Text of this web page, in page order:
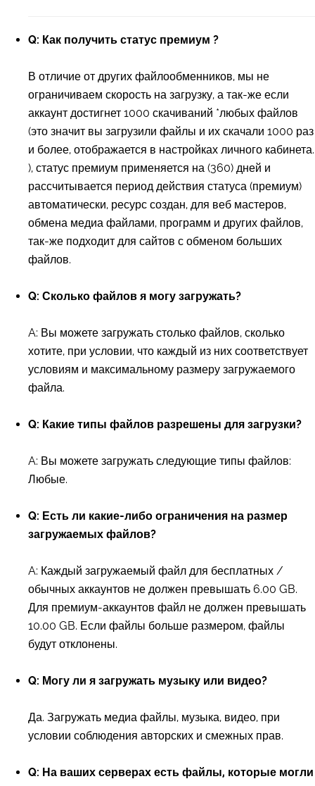
Q: Как получить статус премиум ?
В отличие от других файлообменников, мы не
ограничиваем скорость на загрузку, а так-же если
аккаунт достигнет 1000 скачиваний *любых файлов
(это значит вы загрузили файлы и их скачали 1000 раз
и более, отображается в настройках личного кабинета.
), статус премиум применяется на (360) дней и
рассчитывается период действия статуса (премиум)
автоматически, ресурс создан, для веб мастеров,
обмена медиа файлами, программ и других файлов,
так-же подходит для сайтов с обменом больших
файлов.
Q: Сколько файлов я могу загружать?
A: Вы можете загружать столько файлов, сколько
хотите, при условии, что каждый из них соответствует
условиям и максимальному размеру загружаемого
файла.
Q: Какие типы файлов разрешены для загрузки?
A: Вы можете загружать следующие типы файлов:
Любые.
Q: Есть ли какие-либо ограничения на размер
загружаемых файлов?
A: Каждый загружаемый файл для бесплатных /
обычных аккаунтов не должен превышать 6.00 GB.
Для премиум-аккаунтов файл не должен превышать
10.00 GB. Если файлы больше размером, файлы
будут отклонены.
Q: Могу ли я загружать музыку или видео?
Да. Загружать медиа файлы, музыка, видео, при
условии соблюдения авторских и смежных прав.
Q: На ваших серверах есть файлы, которые могли